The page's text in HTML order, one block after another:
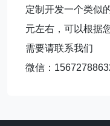
定制开发一个类似
元左右，可以根据
需要请联系我们
微信：